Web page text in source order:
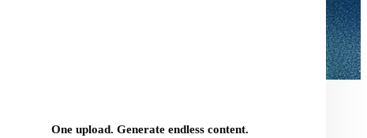
One upload. Generate endless content.